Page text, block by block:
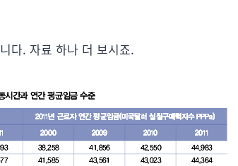
다. 자료 하나 더 보시죠.